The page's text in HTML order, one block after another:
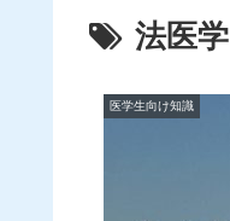
法医学
医学生向け知識